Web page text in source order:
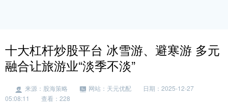
十大杠杆炒股平台 冰雪游、避寒游 多元
融合让旅游业“淡季不淡”
来源：股海策略 网站：天元优配
日期：2025-12-27
05:08:11
查看：228